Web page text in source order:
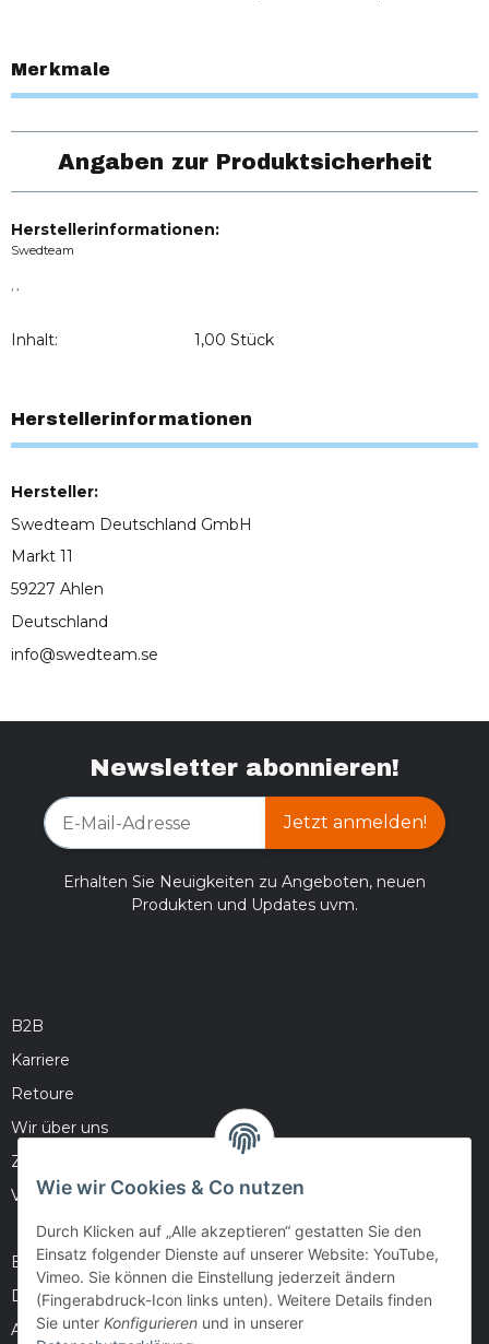
Merkmale
Angaben zur Produktsicherheit
Herstellerinformationen:
Swedteam
, ,
Inhalt: 1,00 Stück
Herstellerinformationen
Hersteller:
Swedteam Deutschland GmbH
Markt 11
59227 Ahlen
Deutschland
info@swedteam.se
Newsletter abonnieren!
Jetzt anmelden!
Erhalten Sie Neuigkeiten zu Angeboten, neuen
Produkten und Updates uvm.
B2B
Karriere
Retoure
Wir über uns
Zahlungsmöglichkeiten
Versandinformationen
Barrierefreiheitserklärung
Datenschutz
AGB
Wie wir Cookies & Co nutzen
Durch Klicken auf „Alle akzeptieren“ gestatten Sie den
Einsatz folgender Dienste auf unserer Website: YouTube,
Vimeo. Sie können die Einstellung jederzeit ändern
(Fingerabdruck-Icon links unten). Weitere Details finden
Sie unter Konfigurieren und in unserer